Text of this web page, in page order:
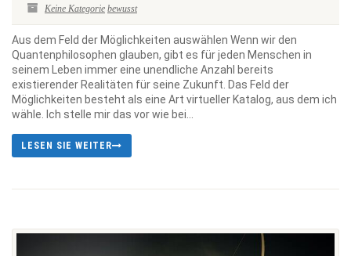
Keine Kategorie bewusst
Aus dem Feld der Möglichkeiten auswählen Wenn wir den
Quantenphilosophen glauben, gibt es für jeden Menschen in
seinem Leben immer eine unendliche Anzahl bereits
existierender Realitäten für seine Zukunft. Das Feld der
Möglichkeiten besteht als eine Art virtueller Katalog, aus dem ich
wähle. Ich stelle mir das vor wie bei...
LESEN SIE WEITER